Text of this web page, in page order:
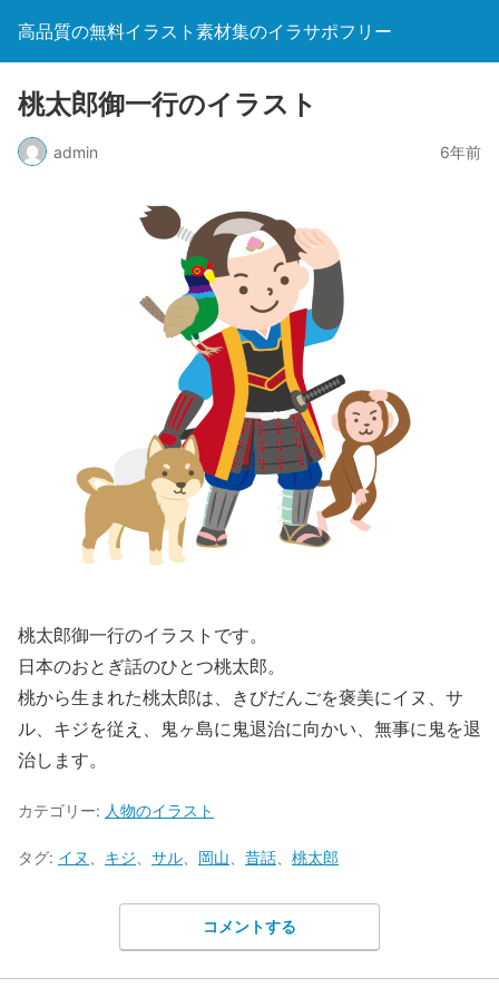
高品質の無料イラスト素材集のイラサポフリー
桃太郎御一行のイラスト
admin 6年前
桃太郎御一行のイラストです。
日本のおとぎ話のひとつ桃太郎。
桃から生まれた桃太郎は、きびだんごを褒美にイヌ、サ
ル、キジを従え、鬼ヶ島に鬼退治に向かい、無事に鬼を退
治します。
カテゴリー: 人物のイラスト
タグ: イヌ キジ サル 岡山 昔話 桃太郎
コメントする